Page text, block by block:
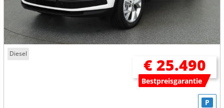
Diesel
€ 25.490
Bestpreisgarantie
P